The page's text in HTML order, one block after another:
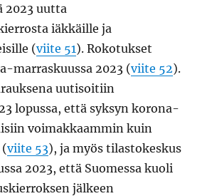
2023 uutta
iäkkäille ja
(viite 51). Rokotukset
marraskuussa 2023 (viite 52).
uutisoitiin
lopussa, että syksyn korona-
voimakkaammin kuin
(viite 53), ja myös tilastokeskus
2023, että Suomessa kuoli
jälkeen